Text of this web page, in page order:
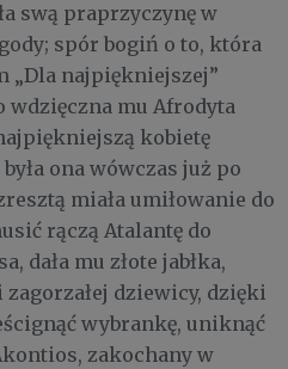
swą praprzyczynę w
spór bogiń o to, która
„Dla najpiękniejszej”
wdzięczna mu Afrodyta
kobietę
ona wówczas już po
miała umiłowanie do
rączą Atalantę do
dała mu złote jabłka,
dziewicy, dzięki
wybrankę, uniknąć
zakochany w